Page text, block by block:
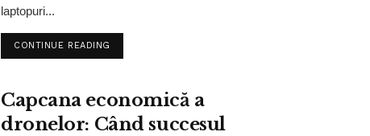
laptopuri...
CONTINUE READING
Capcana economică a
dronelor: Când succesul